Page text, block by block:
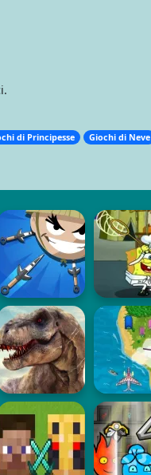
di Principesse Giochi di Neve